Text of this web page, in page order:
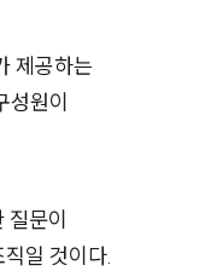
제공하는
성원이
질문이
일 것이다.